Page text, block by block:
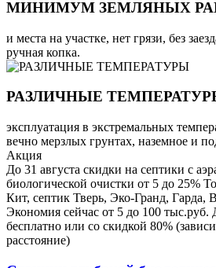
МИНИМУМ ЗЕМЛЯНЫХ
и места на участке, нет грязи, без
ручная копка.
РАЗЛИЧНЫЕ
эксплуатация в экстремальных
вечно мерзлых грунтах, наземное и
Акция
До 31 августа скидки на септики с
биологической очистки от 5 до 25%
Кит, септик Тверь, Эко-Гранд, Гарда,
Экономия сейчас от 5 до 100 тыс.руб.
бесплатно или со скидкой 80%
расстояние)